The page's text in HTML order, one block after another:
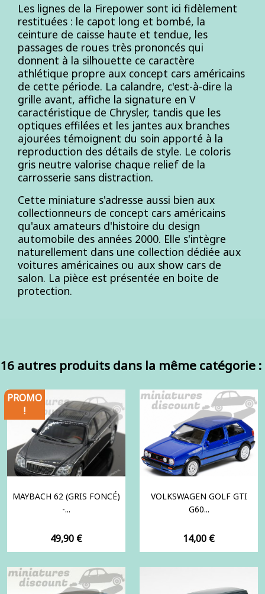
Les lignes de la Firepower sont ici fidèlement
restituées : le capot long et bombé, la
ceinture de caisse haute et tendue, les
passages de roues très prononcés qui
donnent à la silhouette ce caractère
athlétique propre aux concept cars américains
de cette période. La calandre, c'est-à-dire la
grille avant, affiche la signature en V
caractéristique de Chrysler, tandis que les
optiques effilées et les jantes aux branches
ajourées témoignent du soin apporté à la
reproduction des détails de style. Le coloris
gris neutre valorise chaque relief de la
carrosserie sans distraction.
Cette miniature s'adresse aussi bien aux
collectionneurs de concept cars américains
qu'aux amateurs d'histoire du design
automobile des années 2000. Elle s'intègre
naturellement dans une collection dédiée aux
voitures américaines ou aux show cars de
salon. La pièce est présentée en boite de
protection.
16 autres produits dans la même catégorie :
MAYBACH 62 (GRIS FONCÉ)
-...
Prix
49,90 €
PROMO
!
VOLKSWAGEN GOLF GTI
G60...
Prix
14,00 €